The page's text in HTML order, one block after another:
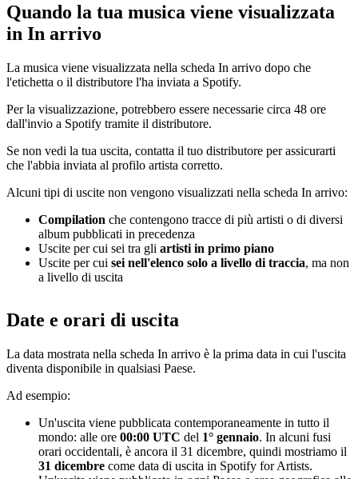
Quando la tua musica viene visualizzata
in In arrivo
La musica viene visualizzata nella scheda In arrivo dopo che
l'etichetta o il distributore l'ha inviata a Spotify.
Per la visualizzazione, potrebbero essere necessarie circa 48 ore
dall'invio a Spotify tramite il distributore.
Se non vedi la tua uscita, contatta il tuo distributore per assicurarti
che l'abbia inviata al profilo artista corretto.
Alcuni tipi di uscite non vengono visualizzati nella scheda In arrivo:
Compilation che contengono tracce di più artisti o di diversi
album pubblicati in precedenza
Uscite per cui sei tra gli artisti in primo piano
Uscite per cui sei nell'elenco solo a livello di traccia, ma non
a livello di uscita
Date e orari di uscita
La data mostrata nella scheda In arrivo è la prima data in cui l'uscita
diventa disponibile in qualsiasi Paese.
Ad esempio:
Un'uscita viene pubblicata contemporaneamente in tutto il
mondo: alle ore 00:00 UTC del 1° gennaio. In alcuni fusi
orari occidentali, è ancora il 31 dicembre, quindi mostriamo il
31 dicembre come data di uscita in Spotify for Artists.